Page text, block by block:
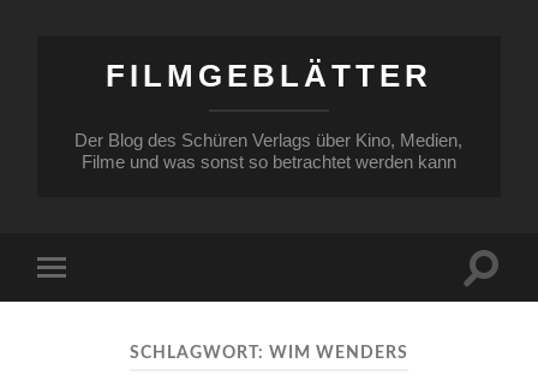
FILMGEBLÄTTER
Der Blog des Schüren Verlags über Kino, Medien,
Filme und was sonst so betrachtet werden kann
Menü
SCHLAGWORT: WIM WENDERS